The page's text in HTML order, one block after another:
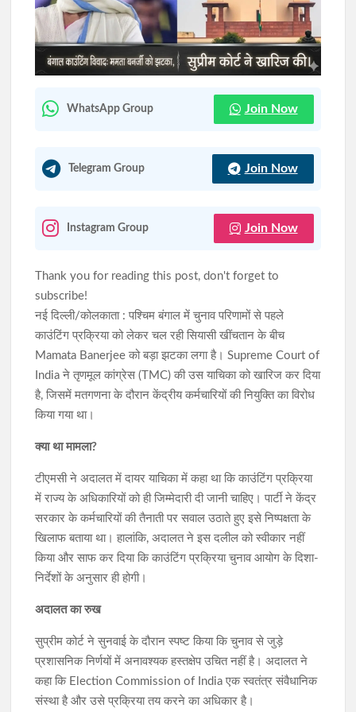
रांची में निकली भव्य तिरंगा यात्रा, मोरहाबादी से अल्बर्ट एक्का चौक तक गूंजा
राष्ट्रभक्ति का संदेश
JPSC-JSSC परीक्षा प्रणाली में सुधार को लेकर छात्रों का आंदोलन जारी,
आज फिर सरकार से होगी वार्ता
WhatsApp Group Join Now
Telegram Group Join Now
Instagram Group Join Now
Thank you for reading this post, don't forget to
subscribe!
नई दिल्ली/कोलकाता : पश्चिम बंगाल में चुनाव परिणामों से पहले
काउंटिंग प्रक्रिया को लेकर चल रही सियासी खींचतान के बीच
Mamata Banerjee को बड़ा झटका लगा है। Supreme Court of
India ने तृणमूल कांग्रेस (TMC) की उस याचिका को खारिज कर दिया
है, जिसमें मतगणना के दौरान केंद्रीय कर्मचारियों की नियुक्ति का विरोध
किया गया था।
क्या था मामला?
टीएमसी ने अदालत में दायर याचिका में कहा था कि काउंटिंग प्रक्रिया
में राज्य के अधिकारियों को ही जिम्मेदारी दी जानी चाहिए। पार्टी ने केंद्र
सरकार के कर्मचारियों की तैनाती पर सवाल उठाते हुए इसे निष्पक्षता के
खिलाफ बताया था। हालांकि, अदालत ने इस दलील को स्वीकार नहीं
किया और साफ कर दिया कि काउंटिंग प्रक्रिया चुनाव आयोग के दिशा-
निर्देशों के अनुसार ही होगी।
अदालत का रुख
सुप्रीम कोर्ट ने सुनवाई के दौरान स्पष्ट किया कि चुनाव से जुड़े
प्रशासनिक निर्णयों में अनावश्यक हस्तक्षेप उचित नहीं है। अदालत ने
कहा कि Election Commission of India एक स्वतंत्र संवैधानिक
संस्था है और उसे प्रक्रिया तय करने का अधिकार है।